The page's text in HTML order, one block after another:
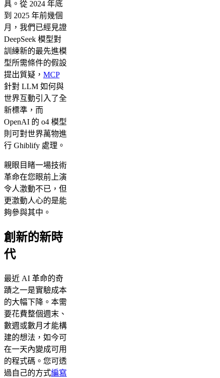
具。從 2024 年底
到 2025 年前幾個
月，我們已經見證
DeepSeek 模型對
訓練新的最先進模
型所需條件的假設
提出質疑， MCP
針對 LLM 如何與
世界互動引入了全
新標準，而
OpenAI 的 o4 模型
則可對世界萬物進
行 Ghiblify 處理。
親眼目睹一場技術
革命在您眼前上演
令人激動不已，但
更激動人心的是能
夠參與其中。
創新的新時
代
最近 AI 革命的奇
蹟之一是實驗成本
的大幅下降。本需
要花費整個週末、
數週或數月才能構
建的想法，如今可
在一天內變成可用
的程式碼。您可透
過自己的方式編寫